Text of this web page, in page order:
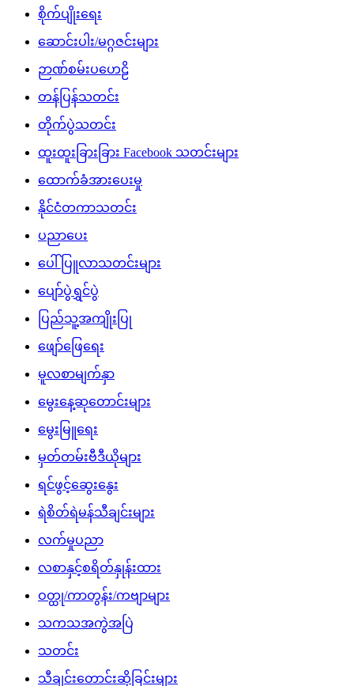
စိုက်ပျိုးရေး
ဆောင်းပါး/မဂ္ဂဇင်းများ
ဉာဏ်စမ်းပဟေဠိ
တန်ပြန်သတင်း
တိုက်ပွဲသတင်း
ထူးထူးခြားခြား Facebook သတင်းများ
ထောက်ခံအားပေးမှု
နိုင်ငံတကာသတင်း
ပညာပေး
ပေါ်ပြူလာသတင်းများ
ပျော်ပွဲရွှင်ပွဲ
ပြည်သူ့အကျိုးပြု
ဖျော်ဖြေရေး
မူလစာမျက်နှာ
မွေးနေ့ဆုတောင်းများ
မွေးမြူရေး
မှတ်တမ်းဗီဒီယိုများ
ရင်ဖွင့်ဆွေးနွေး
ရဲစိတ်ရဲမန်သီချင်းများ
လက်မှုပညာ
လစာနှင့်စရိတ်နှုန်းထား
ဝတ္ထု/ကာတွန်း/ကဗျာများ
သကသအကွဲအပြဲ
သတင်း
သီချင်းတောင်းဆိုခြင်းများ